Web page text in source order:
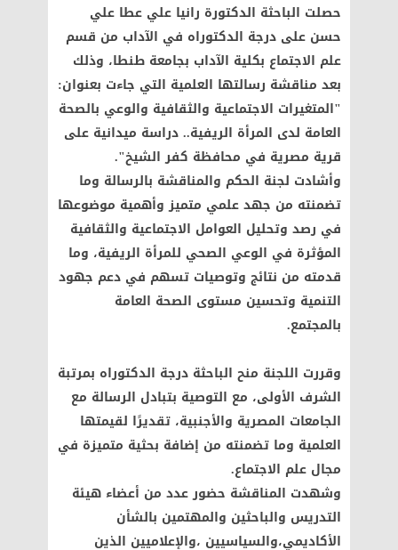
حصلت الباحثة الدكتورة رانيا علي عطا علي
حسن على درجة الدكتوراه في الآداب من قسم
علم الاجتماع بكلية الآداب بجامعة طنطا، وذلك
بعد مناقشة رسالتها العلمية التي جاءت بعنوان:
"المتغيرات الاجتماعية والثقافية والوعي بالصحة
العامة لدى المرأة الريفية.. دراسة ميدانية على
قرية مصرية في محافظة كفر الشيخ".
وأشادت لجنة الحكم والمناقشة بالرسالة وما
تضمنته من جهد علمي متميز وأهمية موضوعها
في رصد وتحليل العوامل الاجتماعية والثقافية
المؤثرة في الوعي الصحي للمرأة الريفية، وما
قدمته من نتائج وتوصيات تسهم في دعم جهود
التنمية وتحسين مستوى الصحة العامة
بالمجتمع.
وقررت اللجنة منح الباحثة درجة الدكتوراه بمرتبة
الشرف الأولى، مع التوصية بتبادل الرسالة مع
الجامعات المصرية والأجنبية، تقديرًا لقيمتها
العلمية وما تضمنته من إضافة بحثية متميزة في
مجال علم الاجتماع.
وشهدت المناقشة حضور عدد من أعضاء هيئة
التدريس والباحثين والمهتمين بالشأن
الأكاديمي،والسياسيين ،والإعلاميين الذين